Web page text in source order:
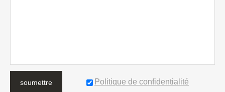
soumettre Politique de confidentialité